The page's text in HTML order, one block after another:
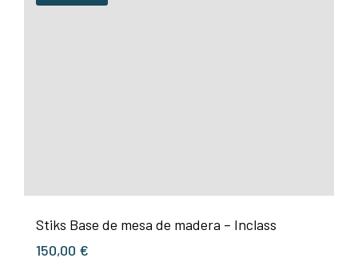
Stiks Base de mesa de madera – Inclass
150,00 €